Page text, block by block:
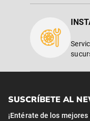
SUSCRÍBETE AL
¡Entérate de los